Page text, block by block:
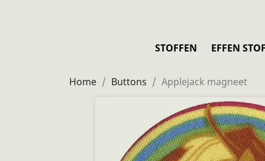
STOFFEN EFFEN
Home Buttons Applejack magneet